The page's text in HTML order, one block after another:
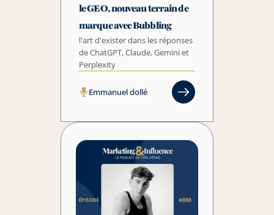
le GEO, nouveau terrain de
marque avec Bubbling
l'art d'exister dans les réponses
de ChatGPT, Claude, Gemini et
Perplexity
Emmanuel dollé